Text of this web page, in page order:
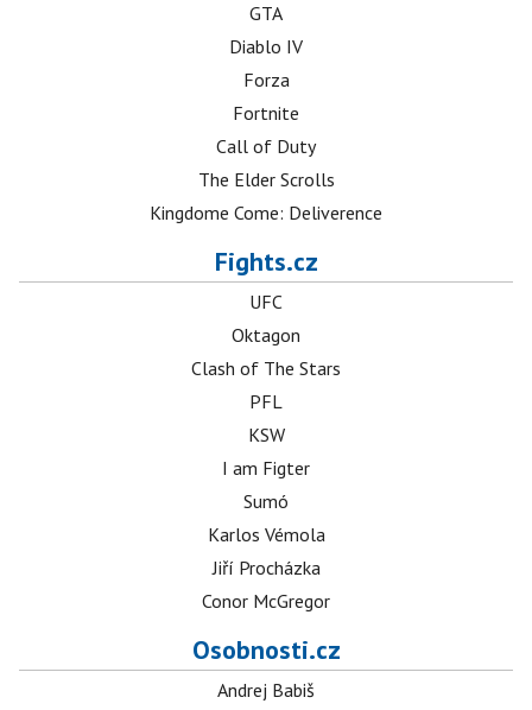
GTA
Diablo IV
Forza
Fortnite
Call of Duty
The Elder Scrolls
Kingdome Come: Deliverence
Fights.cz
UFC
Oktagon
Clash of The Stars
PFL
KSW
I am Figter
Sumó
Karlos Vémola
Jiří Procházka
Conor McGregor
Osobnosti.cz
Andrej Babiš